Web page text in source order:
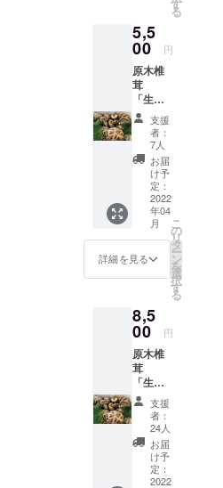
料込み
の金額
で設定
してい
るた
め、お
得で
す。
保存し
ておく
と美味
しさを
そのま
ま次食
べる時
も楽し
めま
す。 お
礼の
メッ
セージ
付き 価
格につ
いて
ネット
０円
（送料
別）で
販売し
てお
り、送
料込み
の金額
で設定
してい
るた
め、お
り、多
少の前
後はあ
りま
す。）
干し肉
は、２
００gに
なりま
す。 保
存方
法：干
し肉
は、冷
蔵での
保存が
好まし
べるの
がおす
すめで
す。
余った
もの
は、そ
のまま
かカッ
トして
冷凍保
保存し
す
る
5,5
00 円
原木椎
茸
「生」
２kg 内
容量：
約５０
個〜６
０個
（サイ
ズによ
り、多
少の前
後はあ
りま
す。）
ご友人
のまと
め買い
にお得
です。
余った
もの
は、そ
のまま
かカッ
トして
冷凍保
保存し
ておく
支援
者：
7人
お届
け予
定：
2022
年04
月
詳細を見る
こ
の
リ
タ
ー
ン
を
選
択
す
る
8,5
00 円
原木椎
茸
「生」
１kgと
「干し
肉」４
０００
円相当
のセッ
ト 内容
支援
者：
24人
お届
け予
定：
2022